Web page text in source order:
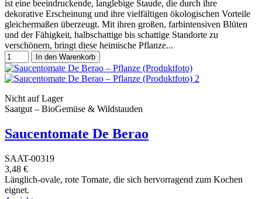
ist eine beeindruckende, langlebige Staude, die durch ihre
dekorative Erscheinung und ihre vielfältigen ökologischen Vorteile
gleichermaßen überzeugt. Mit ihren großen, farbintensiven Blüten
und der Fähigkeit, halbschattige bis schattige Standorte zu
verschönern, bringt diese heimische Pflanze...
In den Warenkorb
Nicht auf Lager
Saatgut – BioGemüse & Wildstauden
Saucentomate De Berao
SAAT-00319
3,48 €
Länglich-ovale, rote Tomate, die sich hervorragend zum Kochen
eignet.